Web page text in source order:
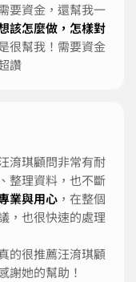
要資金，還幫我一
該怎麼做，怎樣對
很幫我！需要資金
讚
淯琪顧問非常有耐
整理資料，也不斷
業與用心 ，在整個
，也很快速的處理
的很推薦汪淯琪顧
謝她的幫助！